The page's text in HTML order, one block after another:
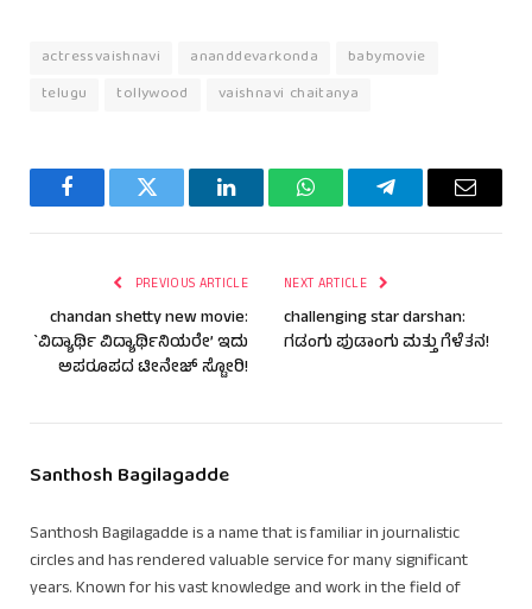
actressvaishnavi ananddevarkonda
babymovie
telugu
tollywood vaishnavi chaitanya
FacebookTwitter LinkedInWhatsAppTelegramEmail
PREVIOUS ARTICLE
chandan shetty new movie:
`ವಿದ್ಯಾರ್ಥಿ ವಿದ್ಯಾರ್ಥಿನಿಯರೇ’ ಇದು
ಅಪರೂಪದ ಟೀನೇಜ್ ಸ್ಟೋರಿ!
NEXT ARTICLE
challenging star darshan:
ಗಡಂಗು ಪುಡಾಂಗು ಮತ್ತು ಗೆಳೆತನ!
Santhosh Bagilagadde
Santhosh Bagilagadde is a name that is familiar in journalistic
circles and has rendered valuable service for many significant
years. Known for his vast knowledge and work in the field of